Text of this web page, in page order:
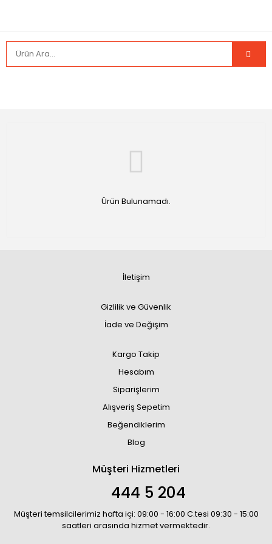
Ürün Bulunamadı.
İletişim
Gizlilik ve Güvenlik
İade ve Değişim
Kargo Takip
Hesabım
Siparişlerim
Alışveriş Sepetim
Beğendiklerim
Blog
Müşteri Hizmetleri
444 5 204
Müşteri temsilcilerimiz hafta içi: 09:00 - 16:00 C.tesi 09:30 - 15:00
saatleri arasında hizmet vermektedir.